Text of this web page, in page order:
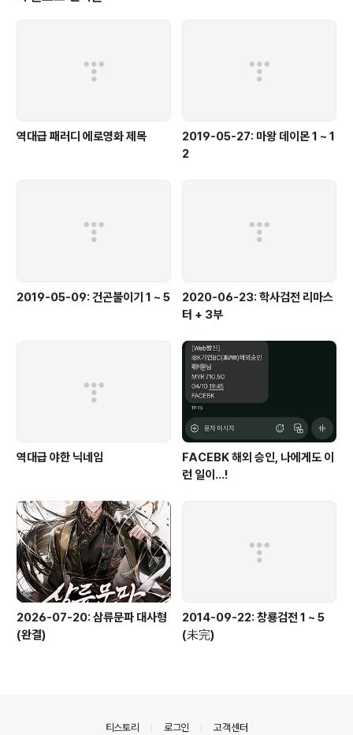
과 6가지 문제점에 관해 논리로 반박하는 대신 인신을 공격..
역대급 패러디 에로영화 제목
2019-05-27: 마왕 데이몬 1 ~ 1
2
2019-05-09: 건곤불이기 1 ~ 5
2020-06-23: 학사검전 리마스
터 + 3부
역대급 야한 닉네임
FACEBK 해외 승인, 나에게도 이
런 일이...!
2026-07-20: 삼류문파 대사형
(완결)
2014-09-22: 창룡검전 1 ~ 5
(未完)
티스토리 로그인 고객센터